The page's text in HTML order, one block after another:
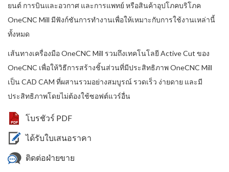
ยนต์ การบินและอวกาศ และการแพทย์ หรือสินค้าอุปโภคบริโภค
OneCNC Mill มีฟังก์ชันการทำงานเพื่อให้เหมาะกับการใช้งานเหล่านี้
ทั้งหมด
เส้นทางเครื่องมือ OneCNC Mill รวมถึงเทคโนโลยี Active Cut ของ
OneCNC เพื่อให้วิธีการสร้างชิ้นส่วนที่มีประสิทธิภาพ OneCNC Mill
เป็น CAD CAM ที่ผสานรวมอย่างสมบูรณ์ รวดเร็ว ง่ายดาย และมี
ประสิทธิภาพโดยไม่ต้องใช้ซอฟต์แวร์อื่น
โบรชัวร์ PDF
ได้รับใบเสนอราคา
ติดต่อฝ่ายขาย